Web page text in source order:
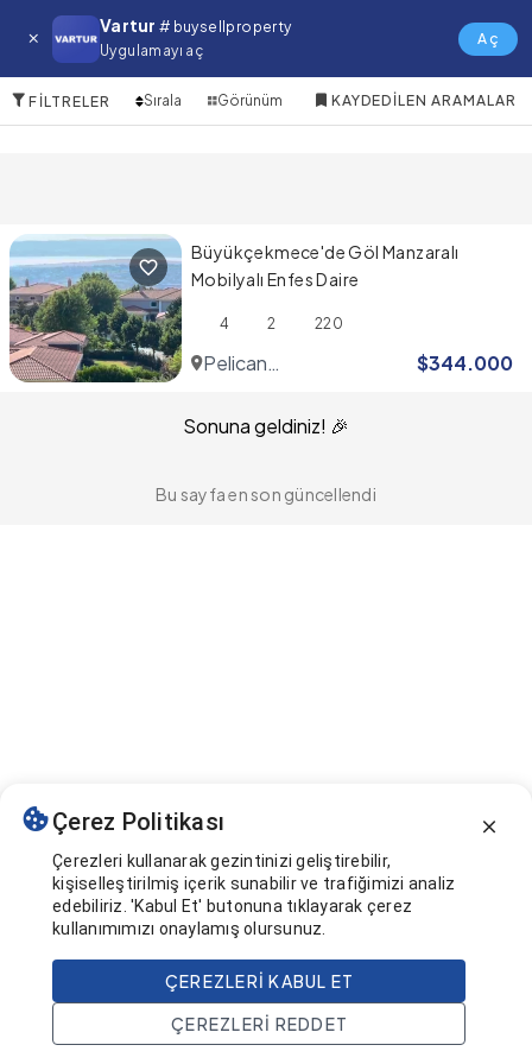
Vartur # buysellproperty
Uygulamayı aç
Aç
Pelican Hill Mh. Satılık Daire
FILTRELER Sırala Görünüm KAYDEDILEN ARAMALAR
Büyükçekmece'de Göl Manzaralı
Mobilyalı Enfes Daire
4 2 220
Pelican
$344.000
Sonuna geldiniz! 🎉
Bu sayfa en son güncellendi
Ana Sayfa Ara Projeler Hesap
Çerez Politikası
Çerezleri kullanarak gezintinizi geliştirebilir,
kişiselleştirilmiş içerik sunabilir ve trafiğimizi analiz
edebiliriz. 'Kabul Et' butonuna tıklayarak çerez
kullanımımızı onaylamış olursunuz.
ÇEREZLERI KABUL ET
ÇEREZLERI REDDET